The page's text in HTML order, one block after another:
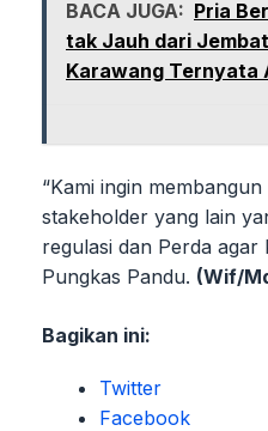
BACA JUGA: Pria
tak Jauh dari
Karawang Ternyata
“Kami ingin
stakeholder yang lain
regulasi dan Perda agar
Pungkas Pandu. (Wif/
Bagikan ini:
Twitter
Facebook